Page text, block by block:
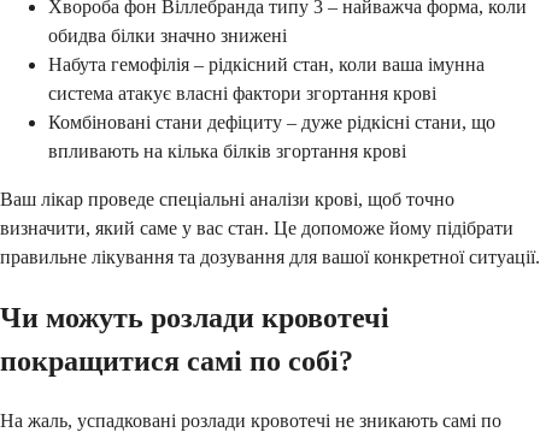
Хвороба фон Віллебранда типу 3 – найважча форма, коли
обидва білки значно знижені
Набута гемофілія – рідкісний стан, коли ваша імунна
система атакує власні фактори згортання крові
Комбіновані стани дефіциту – дуже рідкісні стани, що
впливають на кілька білків згортання крові
Ваш лікар проведе спеціальні аналізи крові, щоб точно
визначити, який саме у вас стан. Це допоможе йому підібрати
правильне лікування та дозування для вашої конкретної ситуації.
Чи можуть розлади кровотечі
покращитися самі по собі?
На жаль, успадковані розлади кровотечі не зникають самі по